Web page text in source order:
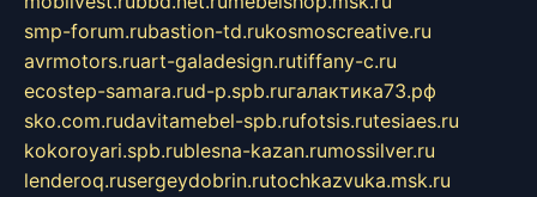
smp-forum.rubastion-td.rukosmoscreative.ru
avrmotors.ruart-galadesign.rutiffany-c.ru
ecostep-samara.rud-p.spb.ruгалактика73.рф
sko.com.rudavitamebel-spb.rufotsis.rutesiaes.ru
kokoroyari.spb.rublesna-kazan.rumossilver.ru
lenderoq.rusergeydobrin.rutochkazvuka.msk.ru